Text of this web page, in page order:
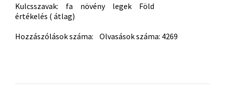
Kulcsszavak: fa növény legek
Föld
értékelés ( átlag)
Hozzászólások száma: Olvasások száma: 4269